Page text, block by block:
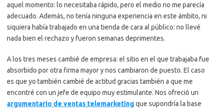
aquel momento: lo necesitaba rápido, pero el medio no me parecía
adecuado. Además, no tenía ninguna experiencia en este ámbito, ni
siquiera había trabajado en una tienda de cara al público: no llevé
nada bien el rechazo y fueron semanas deprimentes.
A los tres meses cambié de empresa: el sitio en el que trabajaba fue
absorbido por otra firma mayor y nos cambiaron de puesto. El caso
es que yo también cambié de actitud gracias también a que me
encontré con un jefe de equipo muy estimulante. Nos ofreció un
argumentario de ventas telemarketing que supondría la base